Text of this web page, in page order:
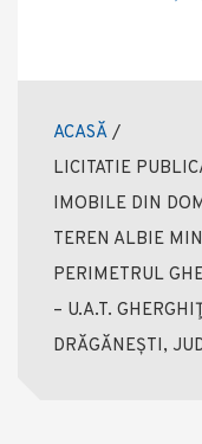
ACASĂ /
LICITATIE
IMOBILE DIN
TEREN ALBIE
PERIMETRUL
– U.A.T.
DRĂGĂNEȘTI,